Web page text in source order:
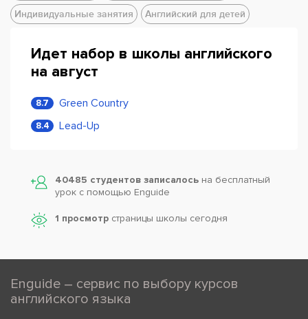
Индивидуальные занятия
Английский для детей
Идет набор в школы английского
на август
8.7 Green Country
8.4 Lead-Up
40485 студентов записалось на бесплатный
урок с помощью Enguide
1 просмотр страницы школы сегодня
Enguide – сервис по выбору курсов
английского языка